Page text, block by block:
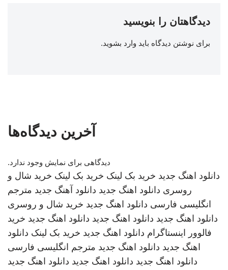
دیدگاهتان را بنویسید
برای نوشتن دیدگاه باید وارد بشوید.
آخرین دیدگاه‌ها
دیدگاهی برای نمایش وجود ندارد.
دانلود اهنگ جدید خرید بک لینک خرید بک لینک خرید شال و
روسری دانلود اهنگ جدید دانلود آهنگ جدید مترجم
انگلیسی فارسی دانلود اهنگ جدید خرید شال و روسری
دانلود اهنگ جدید دانلود اهنگ جدید دانلود اهنگ جدید خرید
فالوور اینستاگرام دانلود اهنگ جدید خرید بک لینک دانلود
اهنگ جدید دانلود اهنگ جدید مترجم انگلیسی فارسی
دانلود اهنگ جدید دانلود اهنگ جدید دانلود اهنگ جدید